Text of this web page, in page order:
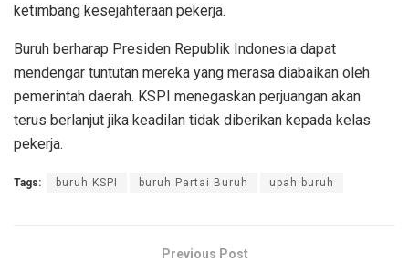
ketimbang kesejahteraan pekerja.
Buruh berharap Presiden Republik Indonesia dapat
mendengar tuntutan mereka yang merasa diabaikan oleh
pemerintah daerah. KSPI menegaskan perjuangan akan
terus berlanjut jika keadilan tidak diberikan kepada kelas
pekerja.
Tags: buruh KSPI buruh Partai Buruh upah buruh
Previous Post